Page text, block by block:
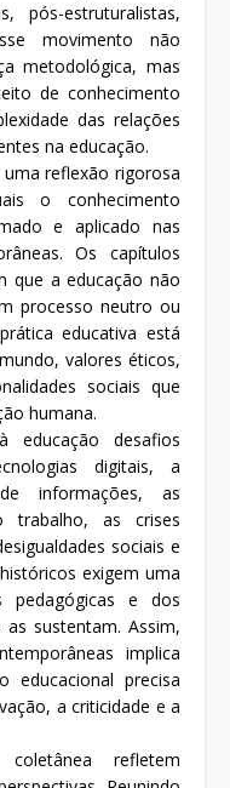
pós-estruturalistas,
movimento não
metodológica, mas
de conhecimento
das relações
na educação.
reflexão rigorosa
o conhecimento
e aplicado nas
Os capítulos
que a educação não
processo neutro ou
educativa está
valores éticos,
sociais que
humana.
educação desafios
digitais, a
informações, as
trabalho, as crises
sociais e
exigem uma
pedagógicas e dos
sustentam. Assim,
implica
educacional precisa
a criticidade e a
refletem